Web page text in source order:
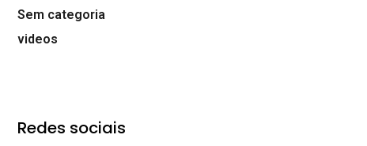
Sem categoria
videos
Redes sociais